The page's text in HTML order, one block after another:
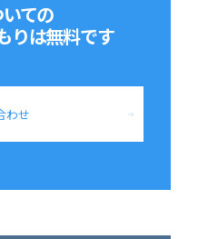
ての
りは無料です
わせ